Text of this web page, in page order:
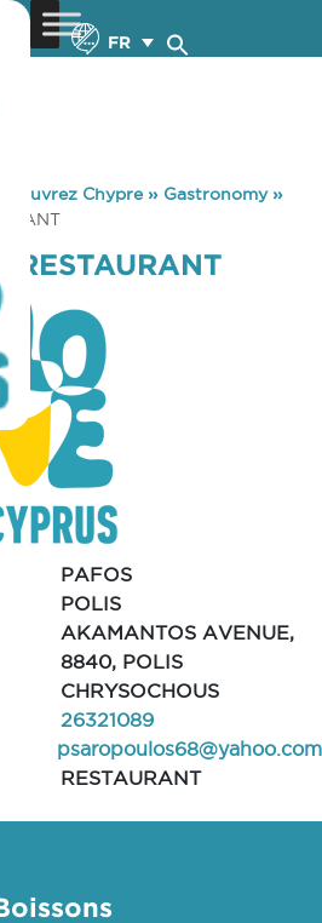
FR
Chypre» Gastronomy»
RESTAURANT
PAFOS
POLIS
AKAMANTOS AVENUE,
8840, POLIS
CHRYSOCHOUS
26321089
psaropoulos68@yahoo.com
RESTAURANT